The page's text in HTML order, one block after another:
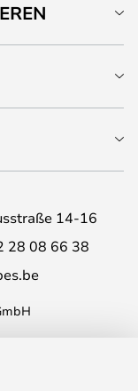
14-16
28 08 66 38